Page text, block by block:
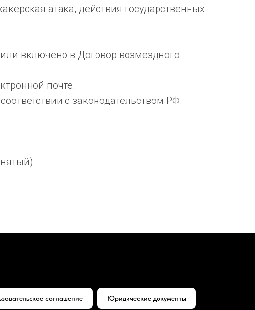
атака, действия государственных
включено в Договор возмездного
почте.
с законодательством РФ.
соглашение Юридические документы